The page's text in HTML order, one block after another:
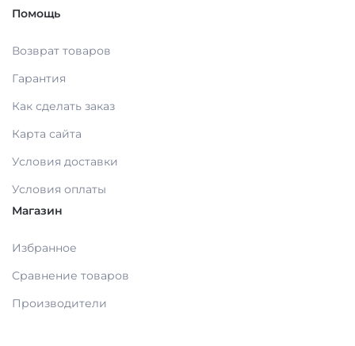
Помощь
Возврат товаров
Гарантия
Как сделать заказ
Карта сайта
Условия доставки
Условия оплаты
Магазин
Избранное
Сравнение товаров
Производители